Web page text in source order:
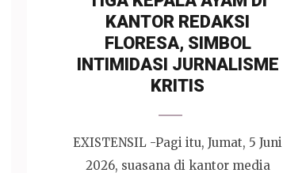
KANTOR REDAKSI
FLORESA, SIMBOL
INTIMIDASI JURNALISME
KRITIS
EXISTENSIL -Pagi itu, Jumat, 5 Juni
2026, suasana di kantor media